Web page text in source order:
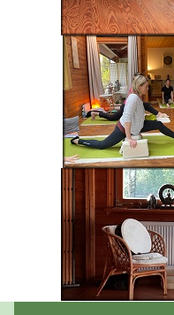
Bitte ausdrucken
christa-
Reiki 1. Grad